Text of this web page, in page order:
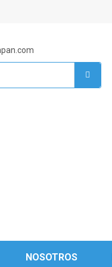
NOSOTROS